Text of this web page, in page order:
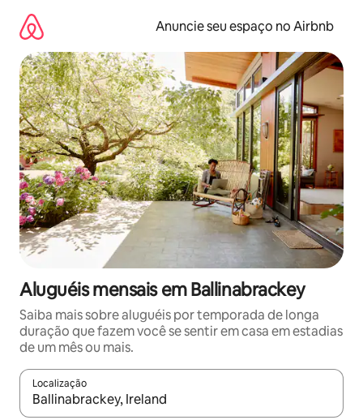
para
conteúdo
Anuncie seu espaço no Airbnb
Aluguéis mensais em Ballinabrackey
Saiba mais sobre aluguéis por temporada de longa
duração que fazem você se sentir em casa em estadias
de um mês ou mais.
Localização
Quando os resultados estiverem disponíveis, explore-os